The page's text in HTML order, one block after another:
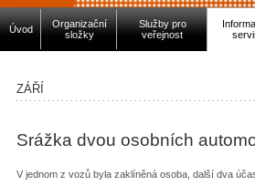
Úvod
Organizační
složky
Služby pro
veřejnost
ZÁŘÍ
Srážka dvou osobních
V jednom z vozů byla zaklíněná osoba, další dva